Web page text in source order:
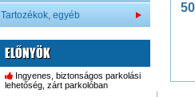
Tartozékok, egyéb
ELŐNYÖK
Ingyenes, biztonságos parkolási
lehetőség, zárt parkolóban